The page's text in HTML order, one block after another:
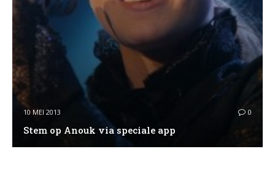
10 MEI 2013 0
Stem op Anouk via speciale app